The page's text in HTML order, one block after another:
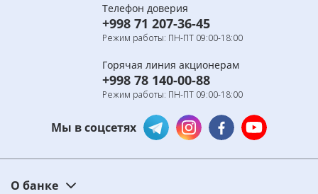
Телефон доверия
+998 71 207-36-45
Режим работы: ПН-ПТ 09:00-18:00
Горячая линия акционерам
+998 78 140-00-88
Режим работы: ПН-ПТ 09:00-18:00
Мы в соцсетях
О банке